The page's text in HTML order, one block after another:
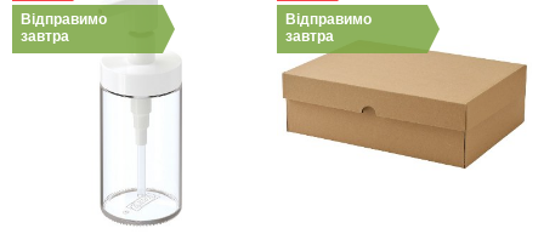
Відправимо
завтра
Відправимо
завтра